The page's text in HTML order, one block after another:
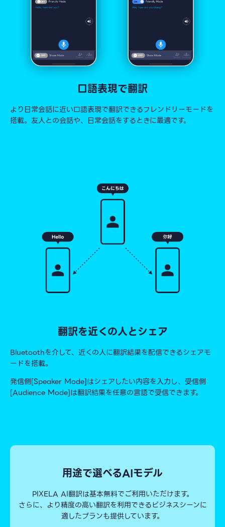
口語表現で翻訳
より日常会話に近い口語表現で翻訳できるフレンドリーモードを
搭載。友人との会話や、日常会話をするときに最適です。
翻訳を近くの人とシェア
Bluetoothを介して、近くの人に翻訳結果を配信できるシェアモ
ードを搭載。
発信側[Speaker Mode]はシェアしたい内容を入力し、受信側
[Audience Mode]は翻訳結果を任意の言語で受信できます。
用途で選べるAIモデル
PIXELA AI翻訳は基本無料でご利用いただけます。
さらに、より精度の高い翻訳を利用できるビジネスシーンに
適したプランも提供しています。